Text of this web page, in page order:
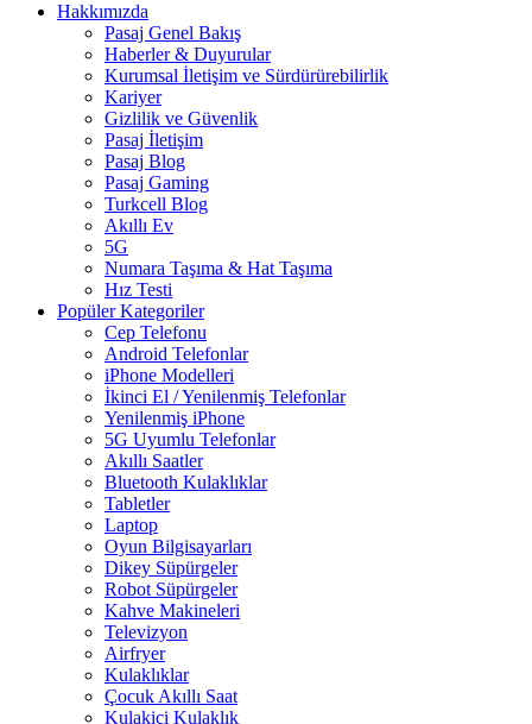
Hakkımızda
Pasaj Genel Bakış
Haberler & Duyurular
Kurumsal İletişim ve Sürdürürebilirlik
Kariyer
Gizlilik ve Güvenlik
Pasaj İletişim
Pasaj Blog
Pasaj Gaming
Turkcell Blog
Akıllı Ev
5G
Numara Taşıma & Hat Taşıma
Hız Testi
Popüler Kategoriler
Cep Telefonu
Android Telefonlar
iPhone Modelleri
İkinci El / Yenilenmiş Telefonlar
Yenilenmiş iPhone
5G Uyumlu Telefonlar
Akıllı Saatler
Bluetooth Kulaklıklar
Tabletler
Laptop
Oyun Bilgisayarları
Dikey Süpürgeler
Robot Süpürgeler
Kahve Makineleri
Televizyon
Airfryer
Kulaklıklar
Çocuk Akıllı Saat
Kulakiçi Kulaklık